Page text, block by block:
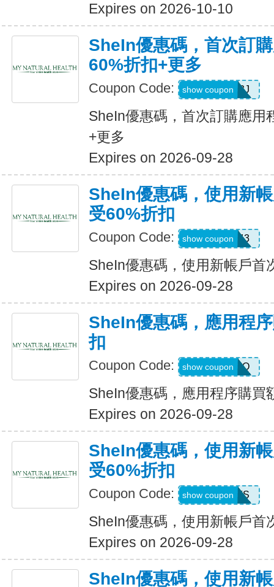
Expires on 2026-10-10
SheIn優惠碼，首次訂
60%折扣+更多
Coupon Code: VJTWP3J
show coupon
SheIn優惠碼，首次訂購應用
+更多
Expires on 2026-09-28
SheIn優惠碼，使用新
受60%折扣
Coupon Code: 66WK443
show coupon
SheIn優惠碼，使用新帳戶首
Expires on 2026-09-28
SheIn優惠碼，應用程
扣
Coupon Code: 4LA4Q
show coupon
SheIn優惠碼，應用程序購買
Expires on 2026-09-28
SheIn優惠碼，使用新
受60%折扣
Coupon Code: 8EEFS
show coupon
SheIn優惠碼，使用新帳戶首
Expires on 2026-09-28
SheIn優惠碼，使用新